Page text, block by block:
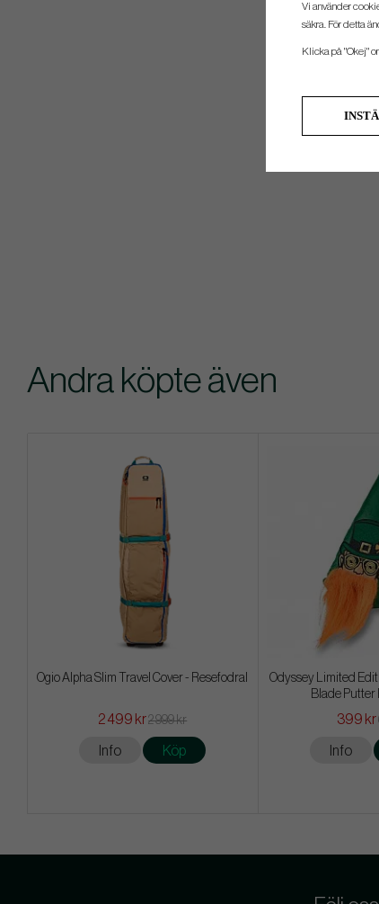
Andra köpte även
Ogio Alpha Slim Travel Cover - Resefodral
2 499 kr2 999 kr
Info Köp
Odyssey Limited
Blade Putter
399 kr
Info
Vi använder
säkra. För detta
Klicka på "Okej"